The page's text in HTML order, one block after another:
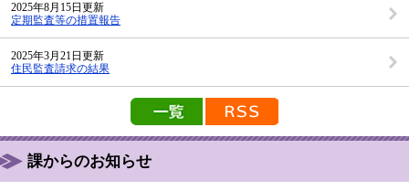
2025年8月15日更新
定期監査等の措置報告
2025年3月21日更新
住民監査請求の結果
新着情報の一覧を見る
課からのお知らせ